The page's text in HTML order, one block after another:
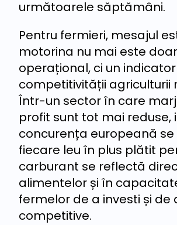
următoarele săptămâni.
Pentru fermieri, mesajul
motorina nu mai este
operațional, ci un
competitivității agriculturii
Într-un sector în care
profit sunt tot mai reduse,
concurența europeană se
fiecare leu în plus plătit
carburant se reflectă
alimentelor și în
fermelor de a investi și de
competitive.